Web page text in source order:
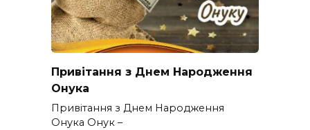
Привітання з Днем Народження
Онука
Привітання з Днем Народження
Онука Онук –